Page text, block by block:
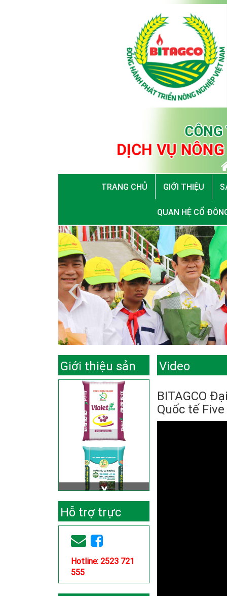
TRANG CHỦ GIỚI THIỆU
QUAN HỆ CỔ
Giới thiệu sản
phẩm
Hỗ trợ trực
tuyến
Hotline: 2523 721
555
Video
BITAGCO
Quốc tế